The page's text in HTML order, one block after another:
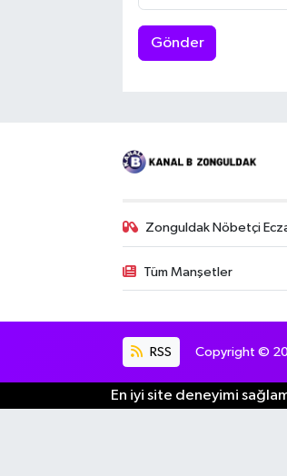
Gönder
Zonguldak Nöbetçi
Tüm Manşetler
RSS Copyright ©
En iyi site deneyimi